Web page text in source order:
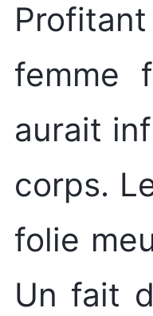
femme
aurait
corps.
folie
Un fait